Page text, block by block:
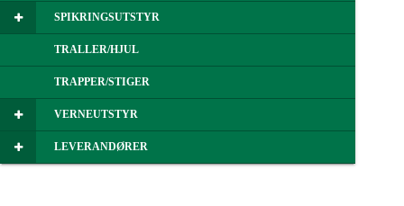
SPIKRINGSUTSTYR
TRALLER/HJUL
TRAPPER/STIGER
VERNEUTSTYR
LEVERANDØRER